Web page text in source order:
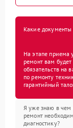
Какие документы
На этапе приема
ремонт вам
обязательств на
по ремонту
гарантийный
Я уже знаю в чем
ремонт
диагностику?